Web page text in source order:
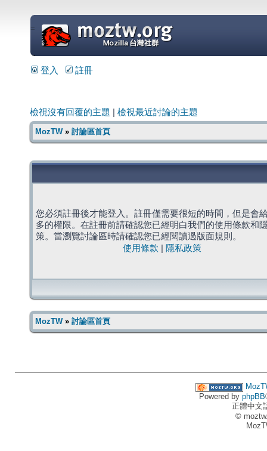
=
登入 註冊
檢視沒有回覆的主題 檢視最近討論的主題
MozTW» 討論區首頁
您必須註冊後才能登入。註冊僅需要很短的時間，但是會
多的權限。在註冊前請確認您已經明白我們的使用條款和
策。當瀏覽討論區時請確認您已經閱讀過版面規則。
使用條款
隱私政策
MozTW» 討論區首頁
Powered by phpBB
正體中文
©